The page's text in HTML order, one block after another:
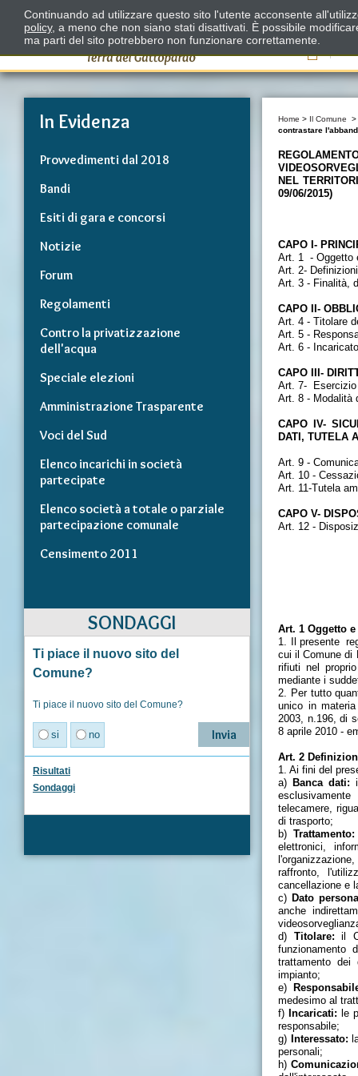
Il
In Evidenza
Provvedimenti dal 2018
Bandi
Esiti di gara e concorsi
Notizie
Forum
Regolamenti
Contro la privatizzazione
dell'acqua
Speciale elezioni
Amministrazione Trasparente
Voci del Sud
Elenco incarichi in società
partecipate
Elenco società a totale o parziale
partecipazione comunale
Censimento 2011
SONDAGGI
Ti piace il nuovo sito del
Comune?
Ti piace il nuovo sito del Comune?
si no
Risultati
Sondaggi
Home > Il Comune
contrastare
NEL
09/06/2015)
CAPO I-
Art. 1 - Oggetto
Art. 2- Definizioni
Art. 3 - Finalità,
CAPO II-
Art. 4 - Titolare
Art. 5 -
Art. 6 -
CAPO III-
Art. 7- Esercizio
Art. 8 - Modalità
CAPO IV-
DATI, TUTELA
Art. 9 -
Art. 10 -
Art. 11-Tutela
CAPO V-
Art. 12 -
Art. 1 Oggetto
1. Il presente
cui il Comune di
rifiuti nel
mediante i
2. Per tutto
unico in
2003, n.196, di
8 aprile 2010 -
Art. 2
1. Ai fini del
a) Banca dati:
telecamere,
di trasporto;
b)Trattamento:
elettronici,
raffronto,
cancellazione e
c) Dato
anche
d) Titolare: il
funzionamento
trattamento
impianto;
e)
medesimo al
f) Incaricati: le
responsabile;
g) Interessato:
personali;
h)
Continuando ad utilizzare questo sito l'utente acconsente
policy, a meno che non siano stati disattivati. È possibile
ma parti del sito potrebbero non funzionare correttamente.